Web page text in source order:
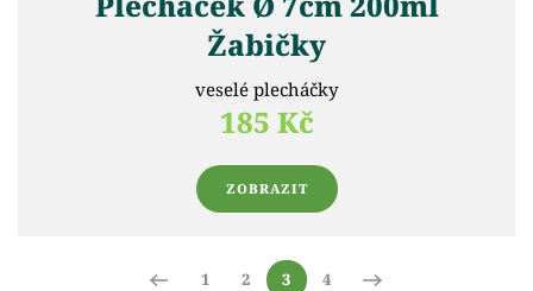
Žabičky
veselé plecháčky
185 Kč
ZOBRAZIT
1 2 3 4